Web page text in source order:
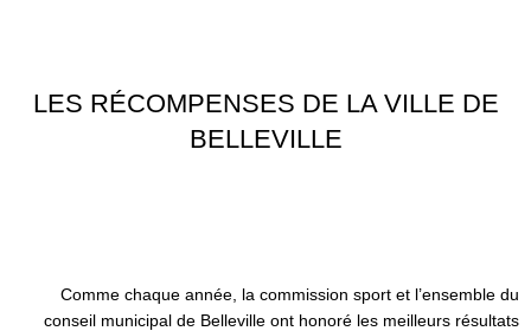
LES RÉCOMPENSES DE LA VILLE DE
BELLEVILLE
Comme chaque année, la commission sport et l’ensemble du
conseil municipal de Belleville ont honoré les meilleurs résultats